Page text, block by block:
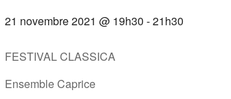
21 novembre 2021 @ 19h30 -21h30
FESTIVAL CLASSICA
Ensemble Caprice